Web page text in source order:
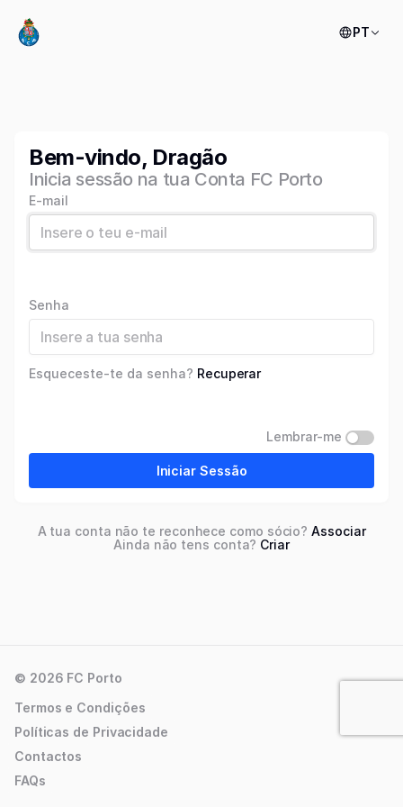
PT
Bem-vindo, Dragão
Inicia sessão na tua Conta FC Porto
E-mail
Senha
Esqueceste-te da senha? Recuperar
Lembrar-me
Iniciar Sessão
A tua conta não te reconhece como sócio?Associar
Ainda não tens conta? Criar
© 2026 FC Porto
Termos e Condições
Políticas de Privacidade
Contactos
FAQs